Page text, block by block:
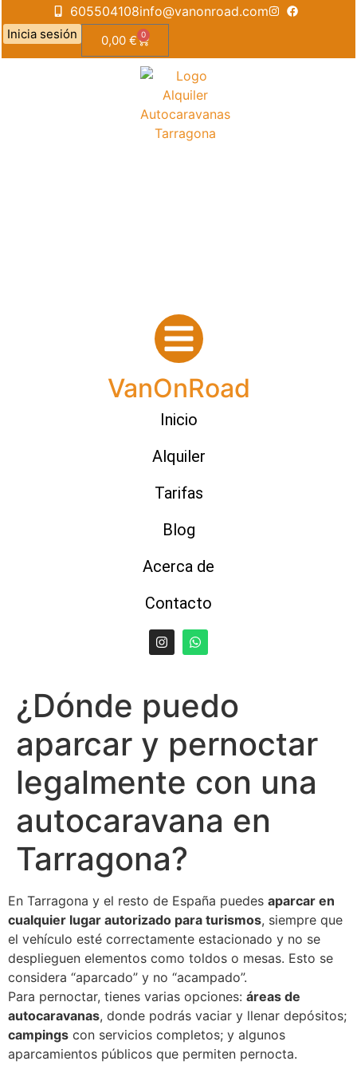
605504108info@vanonroad.com
Inicia sesión 0,00 € 0
VanOnRoad
Inicio
Alquiler
Tarifas
Blog
Acerca de
Contacto
¿Dónde puedo
aparcar y pernoctar
legalmente con una
autocaravana en
Tarragona?
En Tarragona y el resto de España puedes aparcar en
cualquier lugar autorizado para turismos, siempre que
el vehículo esté correctamente estacionado y no se
desplieguen elementos como toldos o mesas. Esto se
considera “aparcado” y no “acampado”.
Para pernoctar, tienes varias opciones: áreas de
autocaravanas, donde podrás vaciar y llenar depósitos;
campings con servicios completos; y algunos
aparcamientos públicos que permiten pernocta.